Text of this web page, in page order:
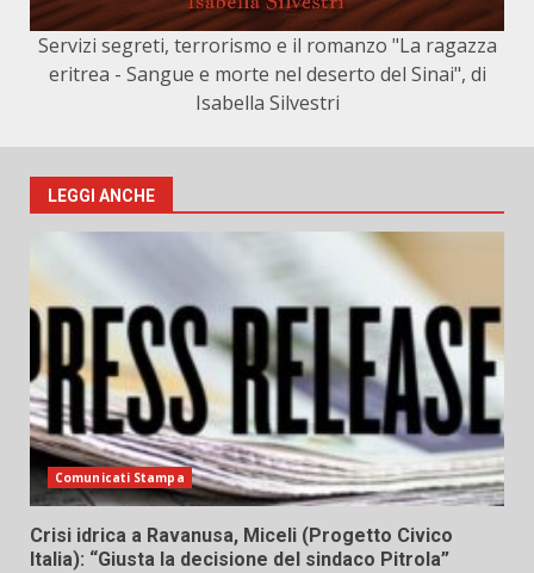
Servizi segreti, terrorismo e il romanzo "La ragazza
eritrea - Sangue e morte nel deserto del Sinai", di
Isabella Silvestri
LEGGI ANCHE
Comunicati Stampa
Crisi idrica a Ravanusa, Miceli (Progetto Civico
Italia): “Giusta la decisione del sindaco Pitrola”